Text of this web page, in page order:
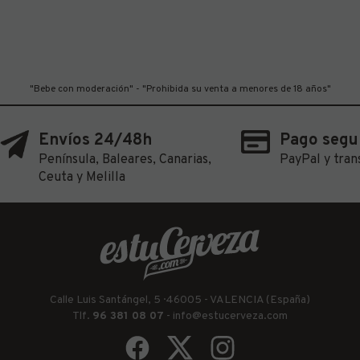
"Bebe con moderación" - "Prohibida su venta a menores de 18 años"
Envíos 24/48h
Península, Baleares, Canarias,
Ceuta y Melilla
Pago
PayPal y
Calle Luis Santángel, 5 · 46005 - VALENCIA (España)
Tlf. 96 381 08 07 - info@estucerveza.com